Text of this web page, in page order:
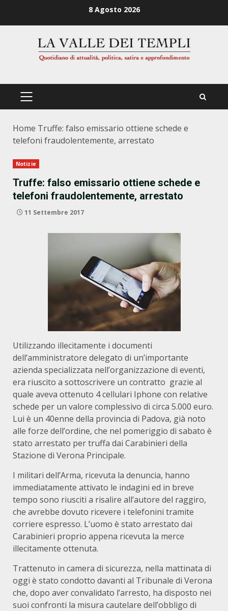
8 Agosto 2026
PRIMÄRES
Home Truffe: falso emissario ottiene schede e
telefoni fraudolentemente, arrestato
Notizie
Truffe: falso emissario ottiene schede e
telefoni fraudolentemente, arrestato
11 Settembre 2017
Utilizzando illecitamente i documenti
dell’amministratore delegato di un’importante
azienda specializzata nell’organizzazione di eventi,
era riuscito a sottoscrivere un contratto grazie al
quale aveva ottenuto 4 cellulari Iphone con relative
schede per un valore complessivo di circa 5.000 euro.
Lui è un 40enne della provincia di Padova, già noto
alle forze dell’ordine, che nel pomeriggio di sabato è
stato arrestato per truffa dai Carabinieri della
Stazione di Verona Principale.
I militari dell’Arma, ricevuta la denuncia, hanno
immediatamente attivato le indagini ed in breve
tempo sono riusciti a risalire all’autore del raggiro,
che avrebbe dovuto ricevere i telefonini tramite
corriere espresso. L’uomo è stato arrestato dai
Carabinieri proprio appena ricevuta la merce
illecitamente ottenuta.
Trattenuto in camera di sicurezza, nella mattinata di
oggi è stato condotto davanti al Tribunale di Verona
che, dopo aver convalidato l’arresto, ha disposto nei
suoi confronti la misura cautelare dell’obbligo di